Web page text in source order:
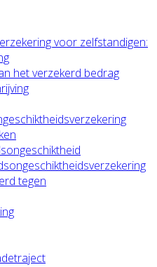
voor zelfstandigen:
het verzekerd bedrag
tegen